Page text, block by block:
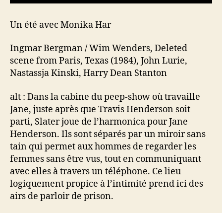
Un été avec Monika Har
Ingmar Bergman / Wim Wenders, Deleted
scene from Paris, Texas (1984), John Lurie,
Nastassja Kinski, Harry Dean Stanton
alt : Dans la cabine du peep-show où travaille
Jane, juste après que Travis Henderson soit
parti, Slater joue de l’harmonica pour Jane
Henderson. Ils sont séparés par un miroir sans
tain qui permet aux hommes de regarder les
femmes sans être vus, tout en communiquant
avec elles à travers un téléphone. Ce lieu
logiquement propice à l’intimité prend ici des
airs de parloir de prison.